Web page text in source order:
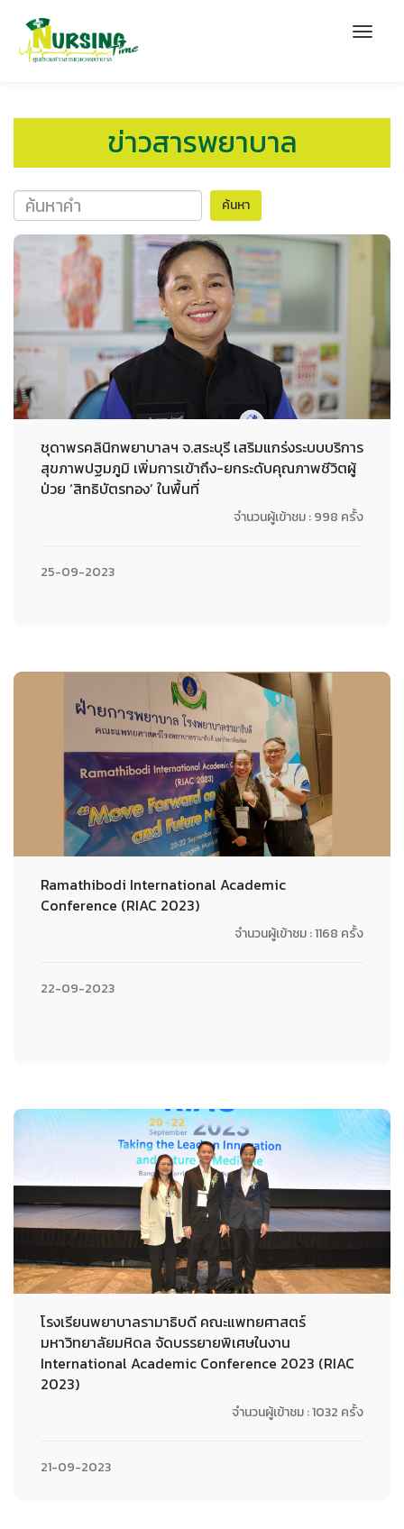
ข่าวสารพยาบาล
ค้นหา
ชุดาพรคลินิกพยาบาลฯ จ.สระบุรี เสริมแกร่งระบบบริการ
สุขภาพปฐมภูมิ เพิ่มการเข้าถึง-ยกระดับคุณภาพชีวิตผู้
ป่วย ‘สิทธิบัตรทอง’ ในพื้นที่
จำนวนผู้เข้าชม : 998 ครั้ง
25-09-2023
Ramathibodi International Academic
Conference (RIAC 2023)
จำนวนผู้เข้าชม : 1168 ครั้ง
22-09-2023
โรงเรียนพยาบาลรามาธิบดี คณะแพทยศาสตร์
มหาวิทยาลัยมหิดล จัดบรรยายพิเศษในงาน
International Academic Conference 2023 (RIAC
2023)
จำนวนผู้เข้าชม : 1032 ครั้ง
21-09-2023